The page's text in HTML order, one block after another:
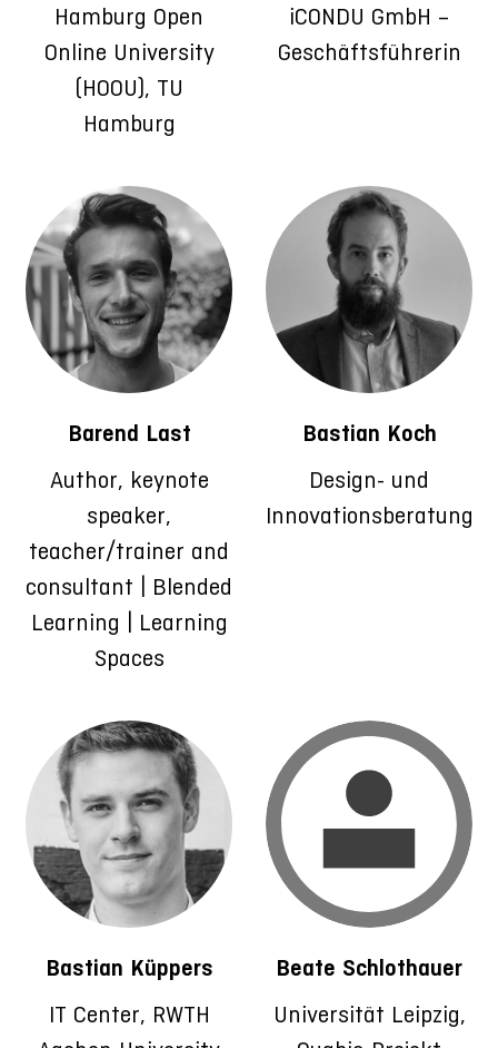
Hamburg Open
Online University
(HOOU), TU
Hamburg
iCONDU GmbH –
Geschäftsführerin
Barend Last
Author, keynote
speaker,
teacher/trainer and
consultant | Blended
Learning | Learning
Spaces
Bastian Koch
Design- und
Innovationsberatung
Bastian Küppers
IT Center, RWTH
Beate Schlothauer
Universität Leipzig,